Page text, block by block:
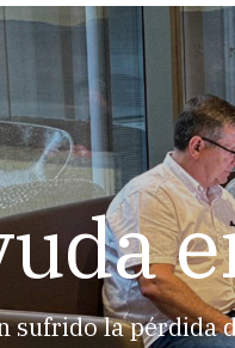
sufrido la pérdida